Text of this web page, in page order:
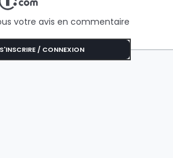
votre avis en commentaire
S'INSCRIRE / CONNEXION